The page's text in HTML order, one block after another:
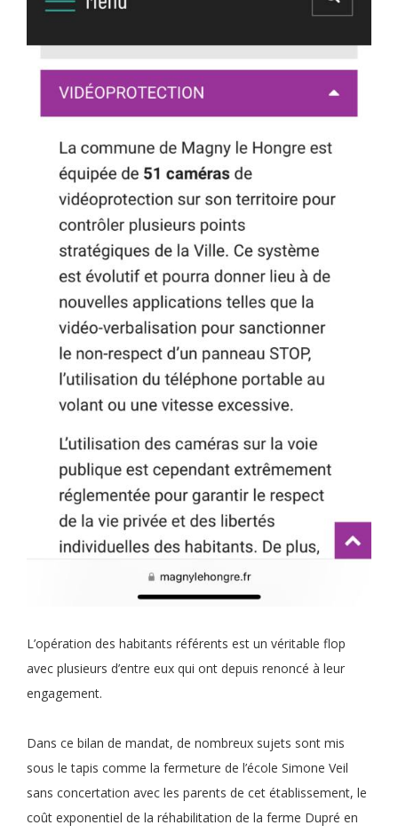
L’opération des habitants référents est un véritable flop
avec plusieurs d’entre eux qui ont depuis renoncé à leur
engagement.
Dans ce bilan de mandat, de nombreux sujets sont mis
sous le tapis comme la fermeture de l’école Simone Veil
sans concertation avec les parents de cet établissement, le
coût exponentiel de la réhabilitation de la ferme Dupré en